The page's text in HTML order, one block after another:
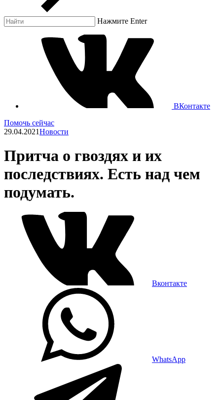
Нажмите Enter
ВКонтакте
Помочь сейчас
29.04.2021Новости
Притча о гвоздях и их
последствиях. Есть над чем
подумать.
Вконтакте
WhatsApp